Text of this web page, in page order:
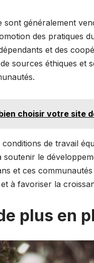
généralement
des pratiques
et des
sources éthiques et
choisir votre site
de travail
le
et ces
à favoriser la
plus en